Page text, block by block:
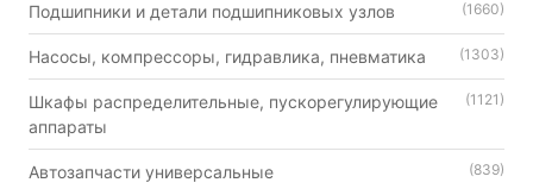
Подшипники и детали подшипниковых узлов (1660)
Насосы, компрессоры, гидравлика, пневматика (1303)
Шкафы распределительные, пускорегулирующие
аппараты
(1121)
Автозапчасти универсальные (839)